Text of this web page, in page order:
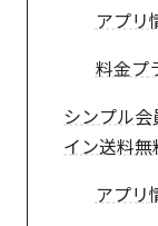
アプリ
料金プ
シンプル
イン送料無
アプリ